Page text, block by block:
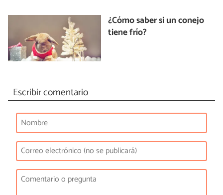
¿Cómo saber si un conejo
tiene frío?
Escribir comentario